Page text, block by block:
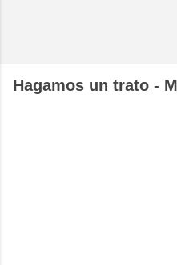
Hagamos un trato -